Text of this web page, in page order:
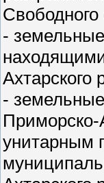
Свободного
-
Ахтарского
-
Приморско-
унитарным